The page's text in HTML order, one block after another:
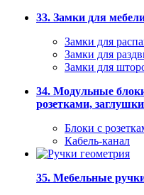
33. Замки для
Замки для
Замки для
Замки для
34. Модульные
розетками,
Блоки с
Кабель-канал
35. Мебельные